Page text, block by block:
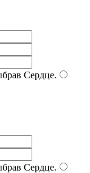
Сердце.
Сердце.